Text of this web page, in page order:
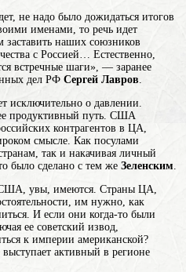
не надо было дожидаться итогов
именами, то речь идет
наших союзников
с Россией… Естественно,
встречные шаги», — заранее
дел РФ Сергей Лавров
исключительно о давлении.
продуктивный путь. США
контрагентов в ЦА,
смысле. Как посулами
так и накачивая личный
было сделано с тем же Зеленским
США, увы, имеются. Страны ЦА,
им нужно, как
И если они когда-то были
ее советский извод,
к империи американской?
активный в регионе